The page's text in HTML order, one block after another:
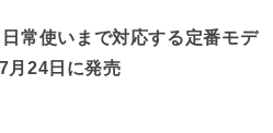
常使いまで対応する定番モデ
月24日に発売